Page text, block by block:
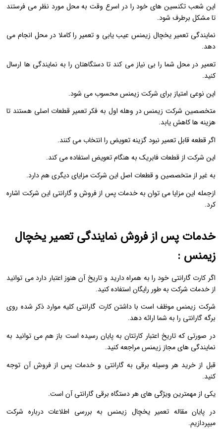
این شعب تکنسین های خود را در اسرع وقت به محل مورد نظر می فرستند
تا مشکل برطرف شود.
نمایندگی تعمیر یخچال زیمنس عیب یابی و تعمیر را کاملا در محل انجام می
دهد.
تعمیر در محل شما را بی نیاز می کند تا دستگاهتان را به نمایندگی ها ارسال
کنید.
این نوعی امتیاز برای شرکت زیمنس محسوب می شود.
متخصصین شرکت زیمنس در وهله اول به فکر تعمیر قطعات اصلی هستند تا
هزینه ها کاهش یابد.
اگر قطعه قابل تعمیر نبود گزینه تعویض را انتخاب می کنند.
این شرکت از قطعات فابریک به هنگام تعویض استفاده می کند.
به غیر از متخصصین و قطعات اصل این شرکت مزایای دیگری هم دارد.
ازجمله این مزایا می توان به خدمات پس از فروش و گارانتی این شرکت اشاره
کرد.
خدمات پس از فروش نمایندگی تعمیر یخچال
زیمنس :
اگر کارت گارانتی خود را به همراه دارید و تاریخ آن هنوز اعتبار دارد می توانید
از خدمات شرکت به طور رایگان استفاده کنید.
شرکت زیمنس موظف است با داشتن کارت گارانتی کلیه موارد ذکر شده روی
برگه گارانتی را به شما ارائه دهد.
در صورتی که تاریخ اعتبار کارتتان به پایان رسیده است باز هم می توانید به
نمایندگی های مجاز زیمنس مراجعه کنید.
قبل از خرید هر وسیله برقی به گارانتی و خدمات پس از فروش آن توجه
کنید.
یکی از مهمترین ویژگی های هر دستگاه برقی گارانتی آن است.
در پایان مقاله تعمیر یخچال زیمنس به بررسی اطلاعات درباره شرکت
میپردازیم.